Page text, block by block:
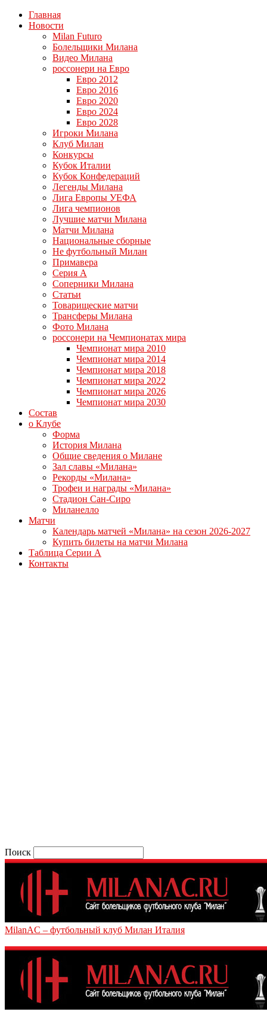
Главная
Новости
Milan Futuro
Болельщики Милана
Видео Милана
россонери на Евро
Евро 2012
Евро 2016
Евро 2020
Евро 2024
Евро 2028
Игроки Милана
Клуб Милан
Конкурсы
Кубок Италии
Кубок Конфедераций
Легенды Милана
Лига Европы УЕФА
Лига чемпионов
Лучшие матчи Милана
Матчи Милана
Национальные сборные
Не футбольный Милан
Примавера
Серия А
Соперники Милана
Статьи
Товарищеские матчи
Трансферы Милана
Фото Милана
россонери на Чемпионатах мира
Чемпионат мира 2010
Чемпионат мира 2014
Чемпионат мира 2018
Чемпионат мира 2022
Чемпионат мира 2026
Чемпионат мира 2030
Состав
о Клубе
Форма
История Милана
Общие сведения о Милане
Зал славы «Милана»
Рекорды «Милана»
Трофеи и награды «Милана»
Стадион Сан-Сиро
Миланелло
Матчи
Календарь матчей «Милана» на сезон 2026-2027
Купить билеты на матчи Милана
Таблица Серии А
Контакты
Поиск
MilanAC – футбольный клуб Милан Италия